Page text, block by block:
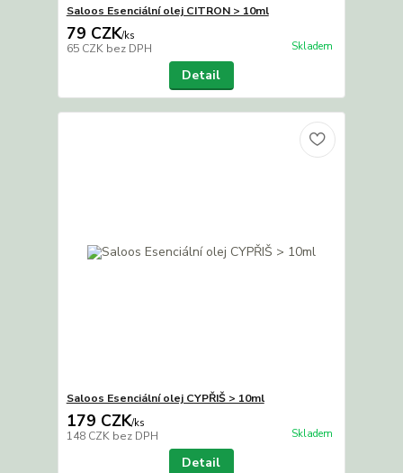
Saloos Esenciální olej CITRON > 10ml
79 CZK/ks
65 CZK bez DPH Skladem
Detail
Saloos Esenciální olej CYPŘIŠ > 10ml
179 CZK/ks
148 CZK bez DPH Skladem
Detail